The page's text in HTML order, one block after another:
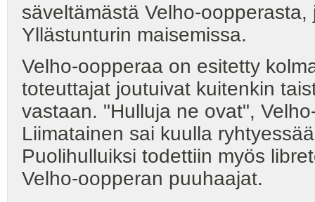
säveltämästä Velho-
Yllästunturin maisemissa.
Velho-oopperaa on esitetty
toteuttajat joutuivat kuitenkin
vastaan. "Hulluja ne ovat",
Liimatainen sai kuulla
Puolihulluiksi todettiin myös
Velho-oopperan puuhaajat.